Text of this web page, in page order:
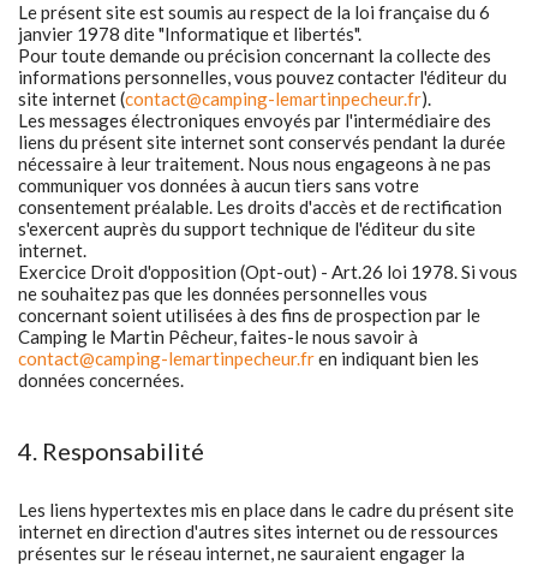
Le présent site est soumis au respect de la loi française du 6
janvier 1978 dite "Informatique et libertés".
Pour toute demande ou précision concernant la collecte des
informations personnelles, vous pouvez contacter l'éditeur du
site internet (contact@camping-lemartinpecheur.fr).
Les messages électroniques envoyés par l'intermédiaire des
liens du présent site internet sont conservés pendant la durée
nécessaire à leur traitement. Nous nous engageons à ne pas
communiquer vos données à aucun tiers sans votre
consentement préalable. Les droits d'accès et de rectification
s'exercent auprès du support technique de l'éditeur du site
internet.
Exercice Droit d'opposition (Opt-out) - Art.26 loi 1978. Si vous
ne souhaitez pas que les données personnelles vous
concernant soient utilisées à des fins de prospection par le
Camping le Martin Pêcheur, faites-le nous savoir à
contact@camping-lemartinpecheur.fren indiquant bien les
données concernées.
4. Responsabilité
Les liens hypertextes mis en place dans le cadre du présent site
internet en direction d'autres sites internet ou de ressources
présentes sur le réseau internet, ne sauraient engager la